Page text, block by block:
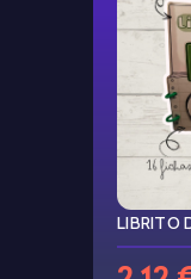
LIBRITO